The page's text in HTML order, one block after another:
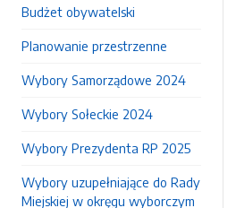
Budżet obywatelski
Planowanie przestrzenne
Wybory Samorządowe 2024
Wybory Sołeckie 2024
Wybory Prezydenta RP 2025
Wybory uzupełniające do Rady
Miejskiej w okręgu wyborczym